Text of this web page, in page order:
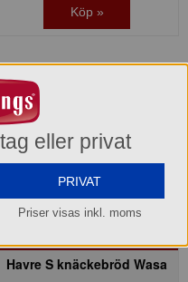
Köp »
Havre S knäckebröd Wasa
eller privat
PRIVAT
Priser visas inkl. moms